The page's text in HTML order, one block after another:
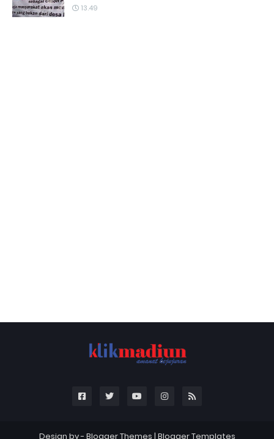
13.49
Design by - Blogger Themes | Blogger Templates